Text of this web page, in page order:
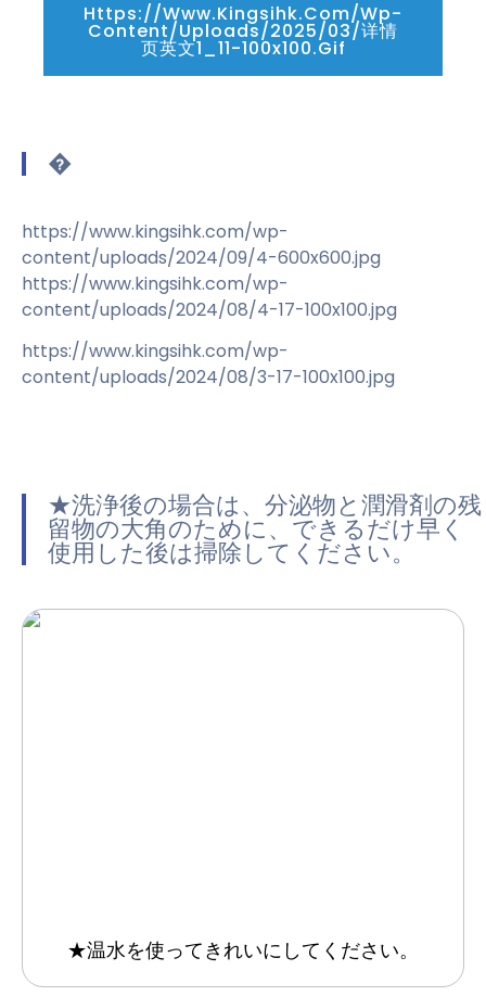
Https://www.kingsihk.com/wp-
Content/uploads/2025/03/详情
页英文1_11-100x100.gif
�
https://www.kingsihk.com/wp-
content/uploads/2024/09/4-600x600.jpg
https://www.kingsihk.com/wp-
content/uploads/2024/08/4-17-100x100.jpg
https://www.kingsihk.com/wp-
content/uploads/2024/08/3-17-100x100.jpg
★洗浄後の場合は、分泌物と潤滑剤の残
留物の大角のために、できるだけ早く
使用した後は掃除してください。
★温水を使ってきれいにしてください。